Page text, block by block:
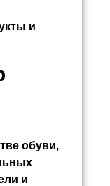
и
обуви,
и